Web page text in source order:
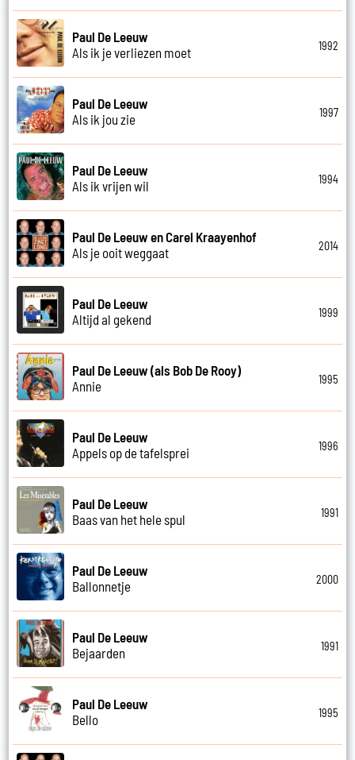
Paul De Leeuw
Als ik je verliezen moet
1992
Paul De Leeuw
Als ik jou zie
1997
Paul De Leeuw
Als ik vrijen wil
1994
Paul De Leeuw en Carel Kraayenhof
Als je ooit weggaat
2014
Paul De Leeuw
Altijd al gekend
1999
Paul De Leeuw (als Bob De Rooy)
Annie
1995
Paul De Leeuw
Appels op de tafelsprei
1996
Paul De Leeuw
Baas van het hele spul
1991
Paul De Leeuw
Ballonnetje
2000
Paul De Leeuw
Bejaarden
1991
Paul De Leeuw
Bello
1995